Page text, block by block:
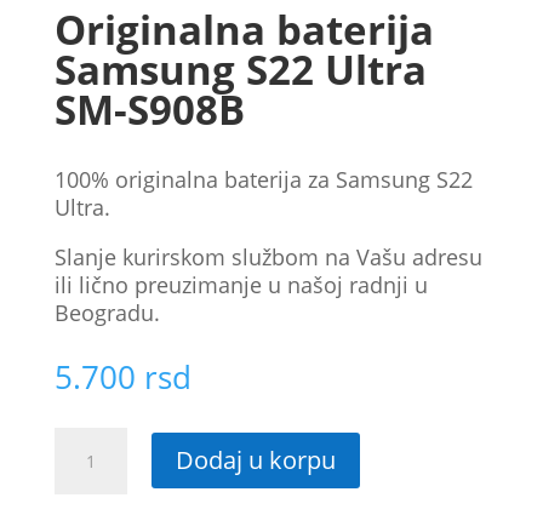
Originalna baterija
Samsung S22 Ultra
SM-S908B
100% originalna baterijа za Samsung S22
Ultra.
Slanje kurirskom službom na Vašu adresu
ili lično preuzimanje u našoj radnji u
Beogradu.
5.700 rsd
Originalna
baterija
Dodaj u korpu